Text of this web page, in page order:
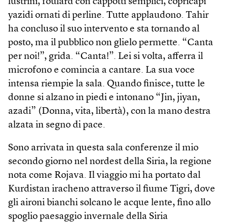
yazidi ornati di perline. Tutte applaudono. Tahir
ha concluso il suo intervento e sta tornando al
posto, ma il pubblico non glielo permette. “Canta
per noi!”, grida. “Canta!”. Lei si volta, afferra il
microfono e comincia a cantare. La sua voce
intensa riempie la sala. Quando finisce, tutte le
donne si alzano in piedi e intonano “Jin, jiyan,
azadi” (Donna, vita, libertà), con la mano destra
alzata in segno di pace.
Sono arrivata in questa sala conferenze il mio
secondo giorno nel nordest della Siria, la regione
nota come Rojava. Il viaggio mi ha portato dal
Kurdistan iracheno attraverso il fiume Tigri, dove
gli aironi bianchi solcano le acque lente, fino allo
spoglio paesaggio invernale della Siria